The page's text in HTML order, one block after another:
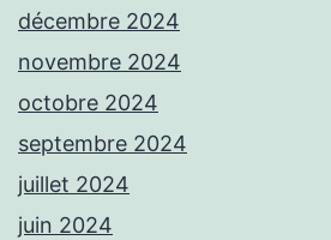
décembre 2024
novembre 2024
octobre 2024
septembre 2024
juillet 2024
juin 2024